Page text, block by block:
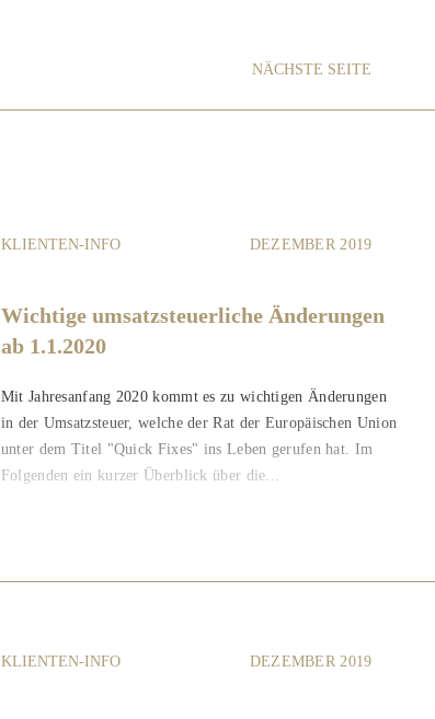
NÄCHSTE SEITE
KLIENTEN-INFO DEZEMBER 2019
Wichtige umsatzsteuerliche Änderungen
ab 1.1.2020
Mit Jahresanfang 2020 kommt es zu wichtigen Änderungen
in der Umsatzsteuer, welche der Rat der Europäischen Union
unter dem Titel "Quick Fixes" ins Leben gerufen hat. Im
Folgenden ein kurzer Überblick über die...
KLIENTEN-INFO DEZEMBER 2019